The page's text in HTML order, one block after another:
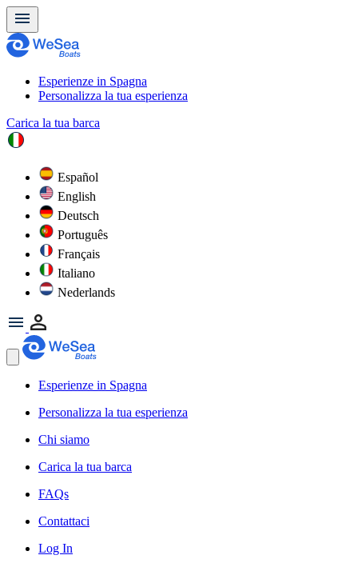
Esperienze in Spagna
Personalizza la tua esperienza
Carica la tua barca
Español
English
Deutsch
Português
Français
Italiano
Nederlands
Esperienze in Spagna
Personalizza la tua esperienza
Chi siamo
Carica la tua barca
FAQs
Contattaci
Log In